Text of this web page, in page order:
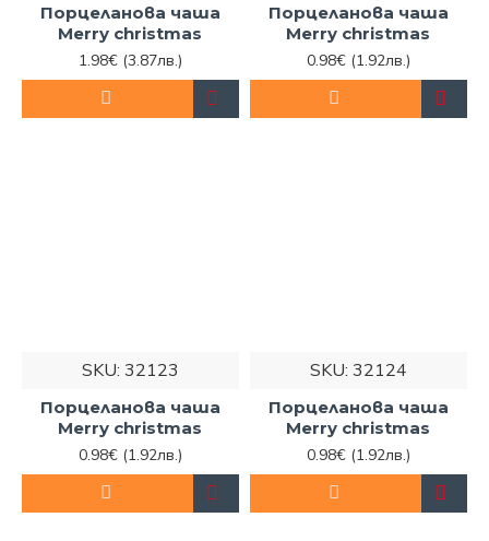
Порцеланова чаша
Merry christmas
1.98€ (3.87лв.)
Порцеланова чаша
Merry christmas
0.98€ (1.92лв.)
SKU: 32123
Порцеланова чаша
Merry christmas
0.98€ (1.92лв.)
SKU: 32124
Порцеланова чаша
Merry christmas
0.98€ (1.92лв.)